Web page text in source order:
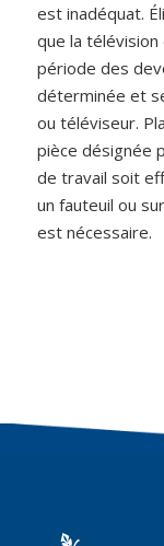
est inadéquat.
que la télévision
période des
déterminée et
ou téléviseur.
pièce désignée
de travail soit
un fauteuil ou
est nécessaire.